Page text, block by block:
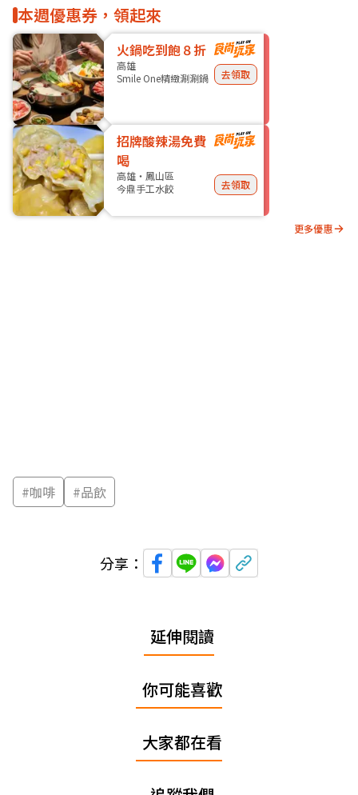
本週優惠券，領起來
火鍋吃到飽８折
高雄
Smile One精緻涮涮鍋
去領取
招牌酸辣湯免費
喝
高雄・鳳山區
今鼎手工水餃
去領取
更多優惠
#咖啡 #品飲
分享：
延伸閱讀
你可能喜歡
大家都在看